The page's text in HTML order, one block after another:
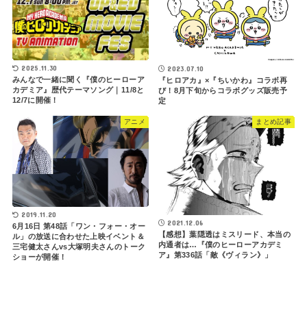
2025.11.30
みんなで一緒に聞く『僕のヒーローア
カデミア』歴代テーマソング｜11/8と
12/7に開催！
2023.07.10
『ヒロアカ』×『ちいかわ』コラボ再
び！8月下旬からコラボグッズ販売予
定
アニメ
2019.11.20
6月16日 第48話「ワン・フォー・オー
ル」の放送に合わせた上映イベント＆
三宅健太さんvs大塚明夫さんのトーク
ショーが開催！
まとめ記事
2021.12.06
【感想】葉隠透はミスリード、本当の
内通者は…『僕のヒーローアカデミ
ア』第336話「敵《ヴィラン》」